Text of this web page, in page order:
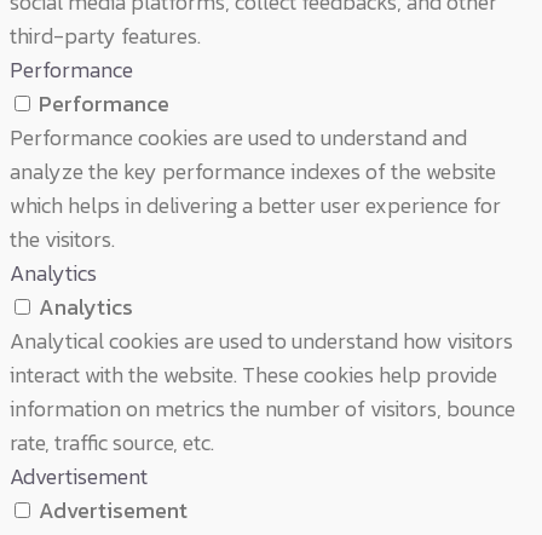
third-party features.
Performance
Performance
Performance cookies are used to understand and
analyze the key performance indexes of the website
which helps in delivering a better user experience for
the visitors.
Analytics
Analytics
Analytical cookies are used to understand how visitors
interact with the website. These cookies help provide
information on metrics the number of visitors, bounce
rate, traffic source, etc.
Advertisement
Advertisement